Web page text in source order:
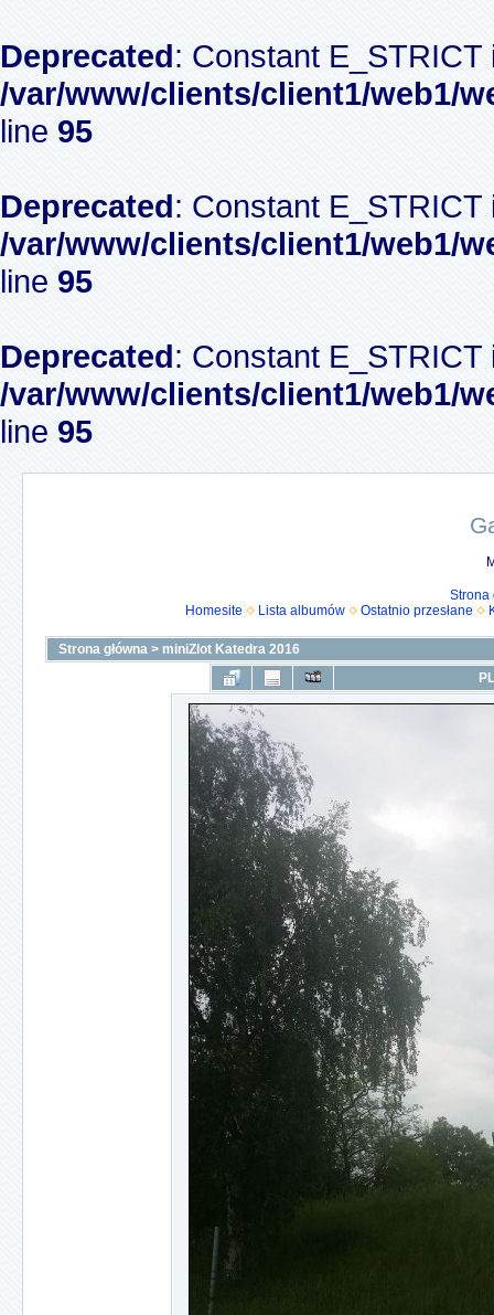
Deprecated: Constant
/var/www/clients/client1/web1/
line 95
Deprecated: Constant
/var/www/clients/client1/web1/
line 95
Deprecated: Constant
/var/www/clients/client1/web1/
line 95
Strona
Homesite
Lista albumów Ostatnio przesłane
Strona główna > miniZlot Katedra 2016